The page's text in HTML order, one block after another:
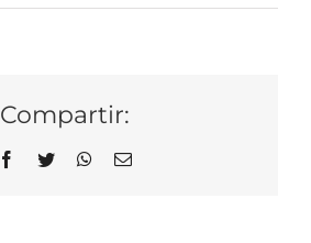
Compartir:
Facebook
Twitter WhatsApp
Correo